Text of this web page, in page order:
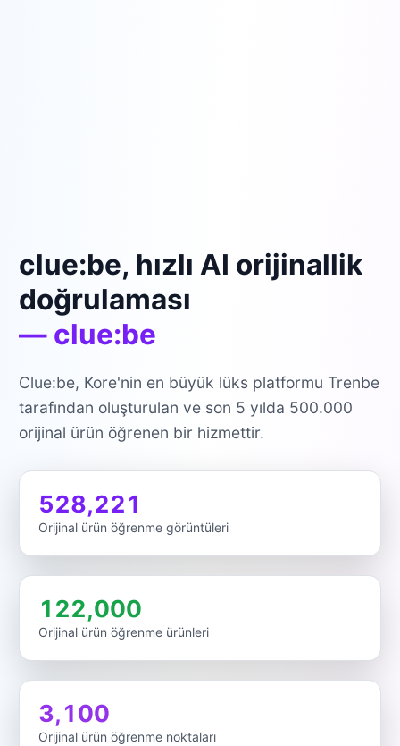
clue:be, hızlı AI orijinallik
doğrulaması
— clue:be
Clue:be, Kore'nin en büyük lüks platformu Trenbe
tarafından oluşturulan ve son 5 yılda 500.000
orijinal ürün öğrenen bir hizmettir.
528,221
Orijinal ürün öğrenme görüntüleri
122,000
Orijinal ürün öğrenme ürünleri
3,100
Orijinal ürün öğrenme noktaları